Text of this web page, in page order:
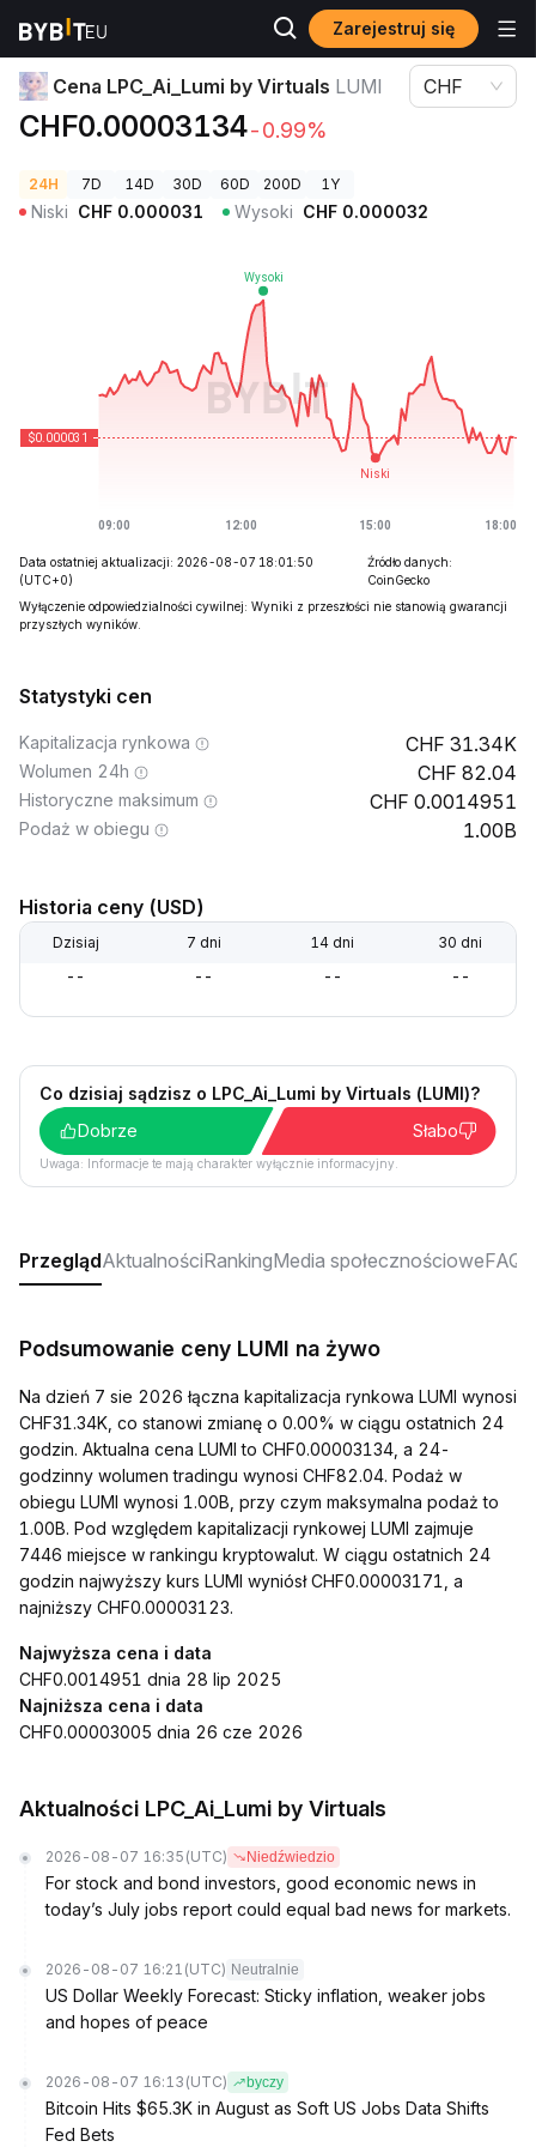
Zarejestruj się
Ceny kryptowalut Cena LPC_Ai_Lumi by Virtuals LUMI
Cena LPC_Ai_Lumi by Virtuals LUMI
CHF0.00003134-0.99%
CHF
24H 7D 14D 30D 60D 200D 1Y
Niski CHF 0.000031 Wysoki CHF 0.000032
Data ostatniej aktualizacji: 2026-08-07 18:01:50
(UTC+0)
Źródło danych:
CoinGecko
Wyłączenie odpowiedzialności cywilnej: Wyniki z przeszłości nie stanowią gwarancji
przyszłych wyników.
Statystyki cen
Kapitalizacja rynkowa 31.34K
Wolumen 24h 82.04
Historyczne maksimum 0.0014951
Podaż w obiegu 1.00B
Historia ceny (USD)
Dzisiaj 7 dni 14 dni 30 dni
-- -- -- --
Co dzisiaj sądzisz o LPC_Ai_Lumi by Virtuals (LUMI)?
Dobrze
Słabo
Uwaga: Informacje te mają charakter wyłącznie informacyjny.
PrzeglądAktualnościRankingMedia społecznościoweFAQ
Podsumowanie ceny LUMI na żywo
Na dzień 7 sie 2026 łączna kapitalizacja rynkowa LUMI wynosi
CHF31.34K, co stanowi zmianę o 0.00% w ciągu ostatnich 24
godzin. Aktualna cena LUMI to CHF0.00003134, a 24-
godzinny wolumen tradingu wynosi CHF82.04. Podaż w
obiegu LUMI wynosi 1.00B, przy czym maksymalna podaż to
1.00B. Pod względem kapitalizacji rynkowej LUMI zajmuje
7446 miejsce w rankingu kryptowalut. W ciągu ostatnich 24
godzin najwyższy kurs LUMI wyniósł CHF0.00003171, a
najniższy CHF0.00003123.
Najwyższa cena i data
CHF0.0014951 dnia 28 lip 2025
Najniższa cena i data
CHF0.00003005 dnia 26 cze 2026
Aktualności LPC_Ai_Lumi by Virtuals
2026-08-07 16:35 (UTC) Niedźwiedzio
For stock and bond investors, good economic news in
today’s July jobs report could equal bad news for markets.
2026-08-07 16:21 (UTC) Neutralnie
US Dollar Weekly Forecast: Sticky inflation, weaker jobs
and hopes of peace
2026-08-07 16:13 (UTC) byczy
Bitcoin Hits $65.3K in August as Soft US Jobs Data Shifts
Fed Bets